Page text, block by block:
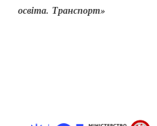
освіта. Транспорт»